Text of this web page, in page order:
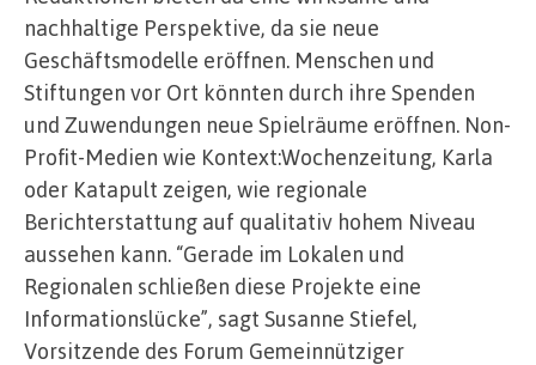
nachhaltige Perspektive, da sie neue
Geschäftsmodelle eröffnen. Menschen und
Stiftungen vor Ort könnten durch ihre Spenden
und Zuwendungen neue Spielräume eröffnen. Non-
Profit-Medien wie Kontext:Wochenzeitung, Karla
oder Katapult zeigen, wie regionale
Berichterstattung auf qualitativ hohem Niveau
aussehen kann. “Gerade im Lokalen und
Regionalen schließen diese Projekte eine
Informationslücke”, sagt Susanne Stiefel,
Vorsitzende des Forum Gemeinnütziger